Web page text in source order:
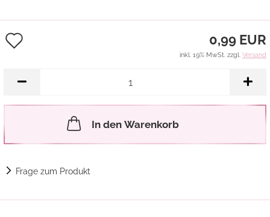
Merkzettel
0,99 EUR
inkl. 19% MwSt. zzgl. Versand
In den Warenkorb
Frage zum Produkt